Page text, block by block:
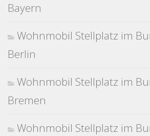
Bayern
Wohnmobil Stellplatz im
Berlin
Wohnmobil Stellplatz im
Bremen
Wohnmobil Stellplatz im